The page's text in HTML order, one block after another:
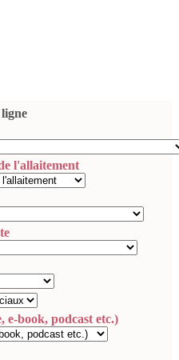
l'allaitement
e-book, podcast etc.)